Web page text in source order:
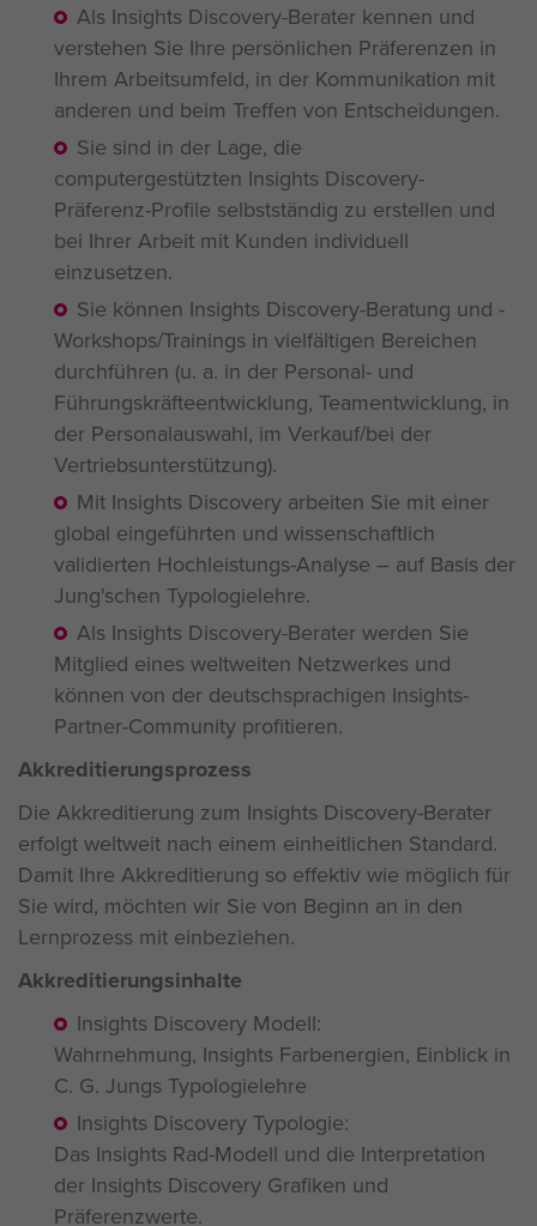
Als Insights Discovery-Berater kennen und
verstehen Sie Ihre persönlichen Präferenzen in
Ihrem Arbeitsumfeld, in der Kommunikation mit
anderen und beim Treffen von Entscheidungen.
Sie sind in der Lage, die
computergestützten Insights Discovery-
Präferenz-Profile selbstständig zu erstellen und
bei Ihrer Arbeit mit Kunden individuell
einzusetzen.
Sie können Insights Discovery-Beratung und -
Workshops/Trainings in vielfältigen Bereichen
durchführen (u. a. in der Personal- und
Führungskräfteentwicklung, Teamentwicklung, in
der Personalauswahl, im Verkauf/bei der
Vertriebsunterstützung).
Mit Insights Discovery arbeiten Sie mit einer
global eingeführten und wissenschaftlich
validierten Hochleistungs-Analyse – auf Basis der
Jung'schen Typologielehre.
Als Insights Discovery-Berater werden Sie
Mitglied eines weltweiten Netzwerkes und
können von der deutschsprachigen Insights-
Partner-Community profitieren.
Akkreditierungsprozess
Die Akkreditierung zum Insights Discovery-Berater
erfolgt weltweit nach einem einheitlichen Standard.
Damit Ihre Akkreditierung so effektiv wie möglich für
Sie wird, möchten wir Sie von Beginn an in den
Lernprozess mit einbeziehen.
Akkreditierungsinhalte
Insights Discovery Modell:
Wahrnehmung, Insights Farbenergien, Einblick in
C. G. Jungs Typologielehre
Insights Discovery Typologie:
Das Insights Rad-Modell und die Interpretation
der Insights Discovery Grafiken und
Präferenzwerte.